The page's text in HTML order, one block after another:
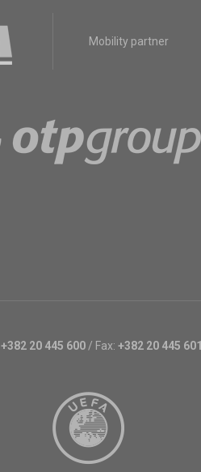
Mobility partner
+382 20 445 600 / Fax: +382 20 445 601